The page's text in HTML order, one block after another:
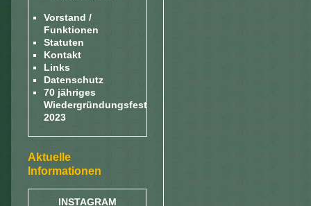
Vorstand /
Funktionen
Statuten
Kontakt
Links
Datenschutz
70 jähriges
Wiedergründungsfest
2023
Aktuelle
Informationen
INSTAGRAM